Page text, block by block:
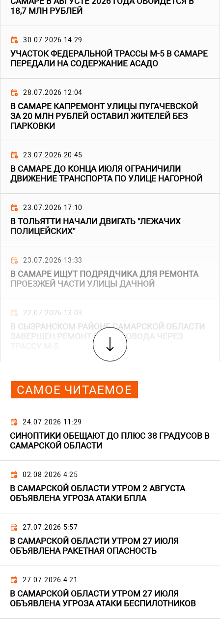
18,7 МЛН РУБЛЕЙ
30.07.2026 14:29
УЧАСТОК ФЕДЕРАЛЬНОЙ ТРАССЫ М-5 В САМАРЕ
ПЕРЕДАЛИ НА СОДЕРЖАНИЕ АСАДО
28.07.2026 12:04
В САМАРЕ КАПРЕМОНТ УЛИЦЫ ПУГАЧЕВСКОЙ
ЗА 20 МЛН РУБЛЕЙ ОСТАВИЛ ЖИТЕЛЕЙ БЕЗ
ПАРКОВКИ
23.07.2026 20:45
В САМАРЕ ДО КОНЦА ИЮЛЯ ОГРАНИЧИЛИ
ДВИЖЕНИЕ ТРАНСПОРТА ПО УЛИЦЕ НАГОРНОЙ
23.07.2026 17:10
В ТОЛЬЯТТИ НАЧАЛИ ДВИГАТЬ "ЛЕЖАЧИХ
ПОЛИЦЕЙСКИХ"
23.07.2026 13:33
В САМАРЕ ИЩУТ ПОДРЯДЧИКА ДЛЯ РЕМОНТА
ПРОЕЗЖЕЙ ЧАСТИ УЛИЦЫ ДАЧНОЙ
22.07.2026 13:03
В СЫЗРАНСКОМ РАЙОНЕ САМАРСКОЙ ОБЛАСТИ
ЗАВЕРШЕН РЕМОНТ ПУТЕПРОВОДА ЧЕРЕЗ
САМОЕ ЧИТАЕМОЕ
24.07.2026 11:29
СИНОПТИКИ ОБЕЩАЮТ ДО ПЛЮС 38 ГРАДУСОВ В
САМАРСКОЙ ОБЛАСТИ
02.08.2026 4:25
В САМАРСКОЙ ОБЛАСТИ УТРОМ 2 АВГУСТА
ОБЪЯВЛЕНА УГРОЗА АТАКИ БПЛА
27.07.2026 5:57
В САМАРСКОЙ ОБЛАСТИ УТРОМ 27 ИЮЛЯ
ОБЪЯВЛЕНА РАКЕТНАЯ ОПАСНОСТЬ
27.07.2026 4:21
В САМАРСКОЙ ОБЛАСТИ УТРОМ 27 ИЮЛЯ
ОБЪЯВЛЕНА УГРОЗА АТАКИ БЕСПИЛОТНИКОВ